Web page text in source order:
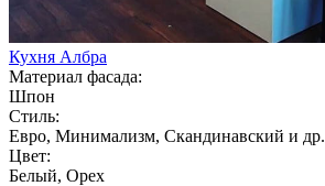
Кухня Албра
Материал фасада:
Шпон
Стиль:
Евро, Минимализм, Скандинавский и др.
Цвет:
Белый, Орех